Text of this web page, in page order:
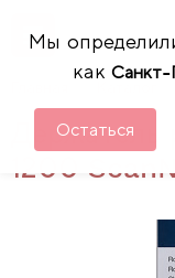
Мы
как Санкт-
Остаться
1200